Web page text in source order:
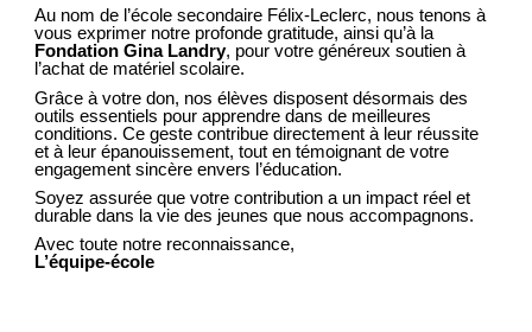
Au nom de l’école secondaire Félix-Leclerc, nous tenons à
vous exprimer notre profonde gratitude, ainsi qu’à la
Fondation Gina Landry, pour votre généreux soutien à
l’achat de matériel scolaire.
Grâce à votre don, nos élèves disposent désormais des
outils essentiels pour apprendre dans de meilleures
conditions. Ce geste contribue directement à leur réussite
et à leur épanouissement, tout en témoignant de votre
engagement sincère envers l’éducation.
Soyez assurée que votre contribution a un impact réel et
durable dans la vie des jeunes que nous accompagnons.
Avec toute notre reconnaissance,
L’équipe-école